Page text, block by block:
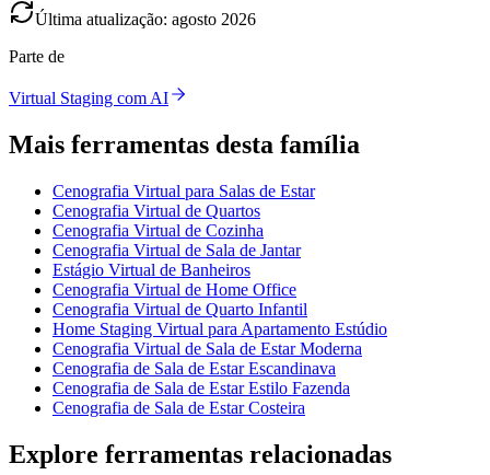
Última atualização: agosto 2026
Parte de
Virtual Staging com AI
Mais ferramentas desta família
Cenografia Virtual para Salas de Estar
Cenografia Virtual de Quartos
Cenografia Virtual de Cozinha
Cenografia Virtual de Sala de Jantar
Estágio Virtual de Banheiros
Cenografia Virtual de Home Office
Cenografia Virtual de Quarto Infantil
Home Staging Virtual para Apartamento Estúdio
Cenografia Virtual de Sala de Estar Moderna
Cenografia de Sala de Estar Escandinava
Cenografia de Sala de Estar Estilo Fazenda
Cenografia de Sala de Estar Costeira
Explore ferramentas relacionadas